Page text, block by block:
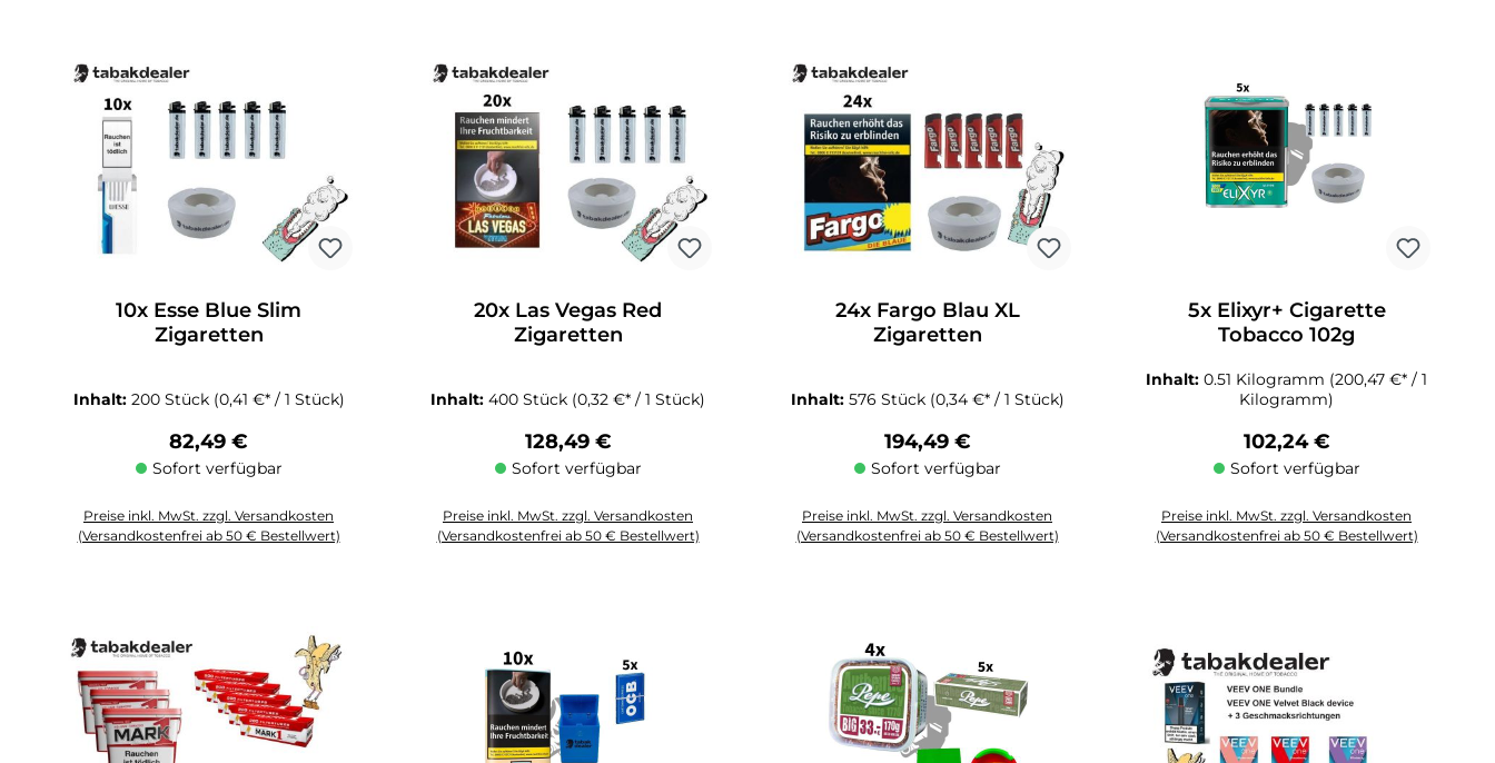
10x Esse Blue Slim
Zigaretten
Inhalt: 200 Stück (0,41 €* / 1 Stück)
Regulärer Preis:
82,49 €
Sofort verfügbar
Preise inkl. MwSt. zzgl. Versandkosten
(Versandkostenfrei ab 50 € Bestellwert)
20x Las Vegas Red
Zigaretten
Inhalt: 400 Stück (0,32 €* / 1 Stück)
Regulärer Preis:
128,49 €
Sofort verfügbar
Preise inkl. MwSt. zzgl. Versandkosten
(Versandkostenfrei ab 50 € Bestellwert)
24x Fargo Blau XL
Zigaretten
Inhalt: 576 Stück (0,34 €* / 1 Stück)
Regulärer Preis:
194,49 €
Sofort verfügbar
Preise inkl. MwSt. zzgl. Versandkosten
(Versandkostenfrei ab 50 € Bestellwert)
5x Elixyr+ Cigarette
Tobacco 102g
Inhalt: 0.51 Kilogramm (200,47 €* / 1
Kilogramm)
Regulärer Preis:
102,24 €
Sofort verfügbar
Preise inkl. MwSt. zzgl. Versandkosten
(Versandkostenfrei ab 50 € Bestellwert)